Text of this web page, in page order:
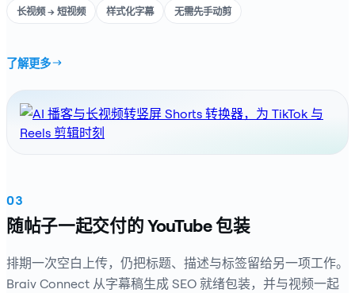
长视频 → 短视频 样式化字幕 无需先手动剪
了解更多
03
随帖子一起交付的 YouTube 包装
排期一次空白上传，仍把标题、描述与标签留给另一项工作。
Braiv Connect 从字幕稿生成 SEO 就绪包装，并与视频一起